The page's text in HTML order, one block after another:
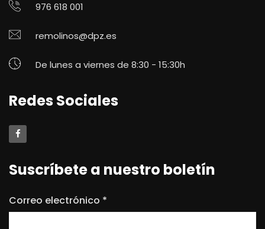
976 618 001
remolinos@dpz.es
De lunes a viernes de 8:30 - 15:30h
Redes Sociales
Suscríbete a nuestro boletín
Correo electrónico *